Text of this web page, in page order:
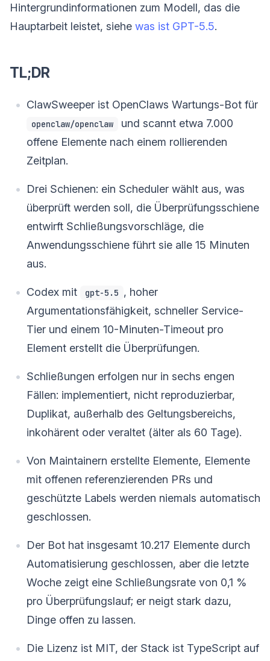
Hintergrundinformationen zum Modell, das die
Hauptarbeit leistet, siehe was ist GPT-5.5.
TL;DR
ClawSweeper ist OpenClaws Wartungs-Bot für
openclaw/openclaw
und scannt etwa 7.000
offene Elemente nach einem rollierenden
Zeitplan.
Drei Schienen: ein Scheduler wählt aus, was
überprüft werden soll, die Überprüfungsschiene
entwirft Schließungsvorschläge, die
Anwendungsschiene führt sie alle 15 Minuten
aus.
Codex mit gpt-5.5 , hoher
Argumentationsfähigkeit, schneller Service-
Tier und einem 10-Minuten-Timeout pro
Element erstellt die Überprüfungen.
Schließungen erfolgen nur in sechs engen
Fällen: implementiert, nicht reproduzierbar,
Duplikat, außerhalb des Geltungsbereichs,
inkohärent oder veraltet (älter als 60 Tage).
Von Maintainern erstellte Elemente, Elemente
mit offenen referenzierenden PRs und
geschützte Labels werden niemals automatisch
geschlossen.
Der Bot hat insgesamt 10.217 Elemente durch
Automatisierung geschlossen, aber die letzte
Woche zeigt eine Schließungsrate von 0,1 %
pro Überprüfungslauf; er neigt stark dazu,
Dinge offen zu lassen.
Die Lizenz ist MIT, der Stack ist TypeScript auf